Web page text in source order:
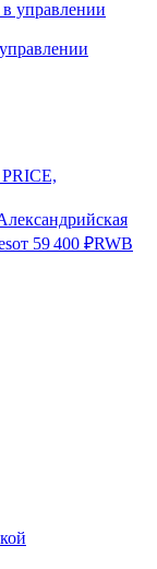
от 59 400 ₽RWB